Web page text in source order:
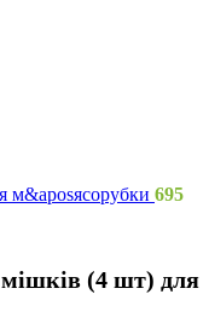
м&aposясорубки 695
(4 шт) для